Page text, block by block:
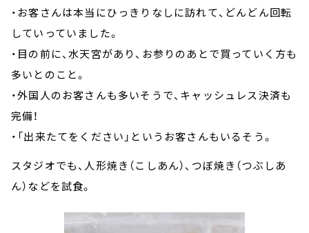
・お客さんは本当にひっきりなしに訪れて、どんどん回転
していっていました。
・目の前に、水天宮があり、お参りのあとで買っていく方も
多いとのこと。
・外国人のお客さんも多いそうで、キャッシュレス決済も
完備！
・「出来たてをください」というお客さんもいるそう。
スタジオでも、人形焼き（こしあん）、つぼ焼き（つぶしあ
ん）などを試食。